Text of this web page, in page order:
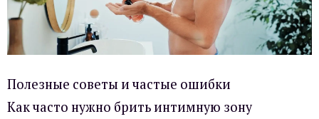
Полезные советы и частые ошибки
Как часто нужно брить интимную зону